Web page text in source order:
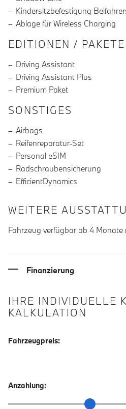
Kindersitzbefestigung
Ablage für Wireless Charging
EDITIONEN / PAKETE
Driving Assistant
Driving Assistant Plus
Premium Paket
SONSTIGES
Airbags
Reifenreparatur-Set
Personal eSIM
Radschraubensicherung
EfficientDynamics
WEITERE
Fahrzeug verfügbar ab 4
Finanzierung
IHRE INDIVIDUELLE
KALKULATION
Fahrzeugpreis:
Anzahlung:
Anzahlung Schieberegler